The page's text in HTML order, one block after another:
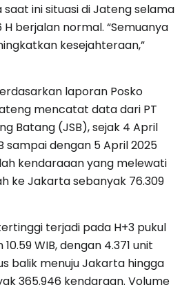
ini situasi di Jateng selama
H berjalan normal. “Semuanya
kesejahteraan,”
laporan Posko
mencatat data dari PT
Batang (JSB), sejak 4 April
sampai dengan 5 April 2025
kendaraaan yang melewati
ke Jakarta sebanyak 76.309
terjadi pada H+3 pukul
WIB, dengan 4.371 unit
balik menuju Jakarta hingga
365.946 kendaraan. Volume